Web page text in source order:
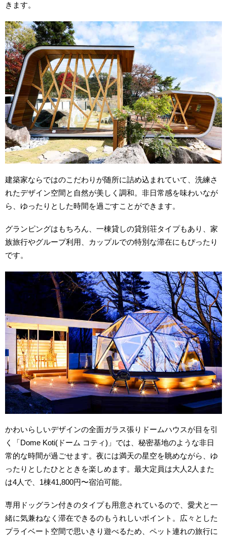
きます。
建築家ならではのこだわりが随所に詰め込まれていて、洗練さ
れたデザイン空間と自然が美しく調和。非日常感を味わいなが
ら、ゆったりとした時間を過ごすことができます。
グランピングはもちろん、一棟貸しの貸別荘タイプもあり、家
族旅行やグループ利用、カップルでの特別な滞在にもぴったり
です。
かわいらしいデザインの全面ガラス張りドームハウスが目を引
く「Dome Koti(ドーム コティ)」では、秘密基地のような非日
常的な時間が過ごせます。夜には満天の星空を眺めながら、ゆ
ったりとしたひとときを楽しめます。最大定員は大人2人また
は4人で、1棟41,800円〜宿泊可能。
専用ドッグラン付きのタイプも用意されているので、愛犬と一
緒に気兼ねなく滞在できるのもうれしいポイント。広々とした
プライベート空間で思いきり遊べるため、ペット連れの旅行に